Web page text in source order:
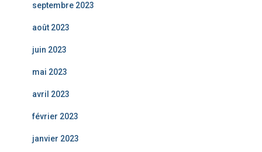
septembre 2023
août 2023
juin 2023
mai 2023
avril 2023
février 2023
janvier 2023